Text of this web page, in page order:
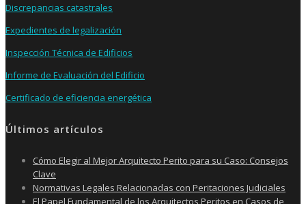
Discrepancias catastrales
Expedientes de legalización
Inspección Técnica de Edificios
Informe de Evaluación del Edificio
Certificado de eficiencia energética
Últimos artículos
Cómo Elegir al Mejor Arquitecto Perito para su Caso: Consejos
Clave
Normativas Legales Relacionadas con Peritaciones Judiciales
El Papel Fundamental de los Arquitectos Peritos en Casos de